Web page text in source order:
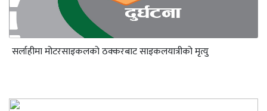
सर्लाहीमा मोटरसाइकलको ठक्करबाट साइकलयात्रीको मृत्यु